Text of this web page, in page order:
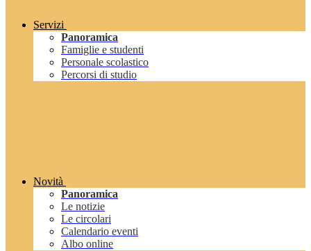
Servizi
Panoramica
Famiglie e studenti
Personale scolastico
Percorsi di studio
Novità
Panoramica
Le notizie
Le circolari
Calendario eventi
Albo online